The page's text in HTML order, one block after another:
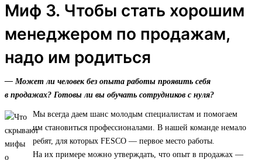
Миф 3. Чтобы стать хорошим
менеджером по продажам,
надо им родиться
— Может ли человек без опыта работы проявить себя
в продажах? Готовы ли вы обучать сотрудников с нуля?
Мы всегда даем шанс молодым специалистам и помогаем
им становиться профессионалами. В нашей команде немало
ребят, для которых FESCO — первое место работы.
На их примере можно утверждать, что опыт в продажах —